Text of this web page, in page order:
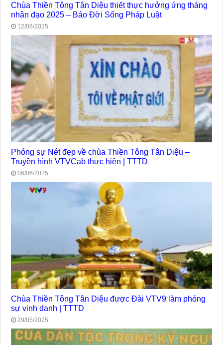
Chùa Thiền Tông Tân Diệu thiết thực hưởng ứng tháng
nhân đạo 2025 – Báo Đời Sống Pháp Luật
12/06/2025
Phóng sự Nét đẹp về chùa Thiền Tông Tân Diệu –
Truyền hình VTVCab thực hiện | TTTD
06/06/2025
Chùa Thiền Tông Tân Diệu được Đài VTV9 làm phóng
sự vinh danh | TTTD
29/05/2025